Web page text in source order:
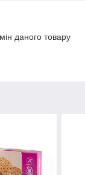
даного товару